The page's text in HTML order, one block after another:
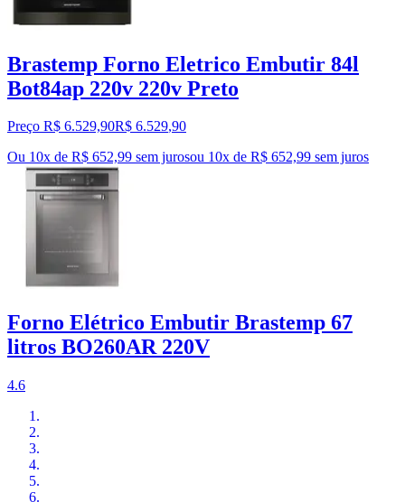
Brastemp Forno Eletrico Embutir 84l
Bot84ap 220v 220v Preto
Preço R$ 6.529,90R$ 6.529,90
Ou 10x de R$ 652,99 sem jurosou 10x de R$ 652,99 sem juros
Forno Elétrico Embutir Brastemp 67
litros BO260AR 220V
4.6